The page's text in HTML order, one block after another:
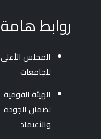
روابط هامة
المجلس الأعلي
للجامعات
الهيئة القومية
لضمان الجودة
والأعتماد